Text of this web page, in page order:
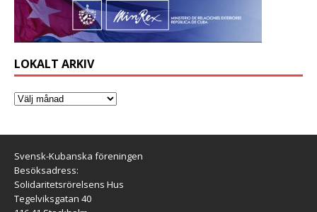
LOKALT ARKIV
Svensk-Kubanska föreningen
Besöksadress:
Solidaritetsrörelsens Hus
Tegelviksgatan 40